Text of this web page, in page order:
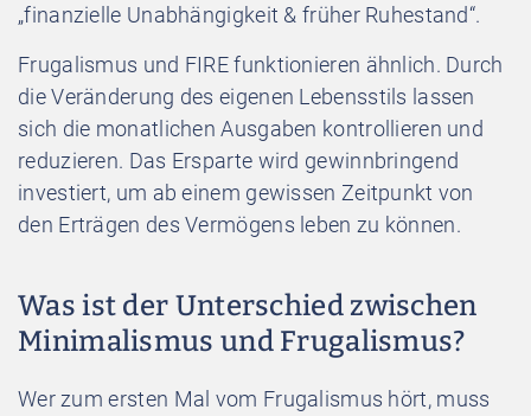
„finanzielle Unabhängigkeit & früher Ruhestand“.
Frugalismus und FIRE funktionieren ähnlich. Durch
die Veränderung des eigenen Lebensstils lassen
sich die monatlichen Ausgaben kontrollieren und
reduzieren. Das Ersparte wird gewinnbringend
investiert, um ab einem gewissen Zeitpunkt von
den Erträgen des Vermögens leben zu können.
Was ist der Unterschied zwischen
Minimalismus und Frugalismus?
Wer zum ersten Mal vom Frugalismus hört, muss